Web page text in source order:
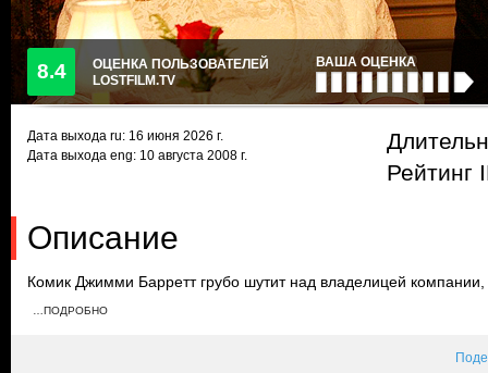
8.4
ОЦЕНКА ПОЛЬЗОВАТЕЛЕЙ
LOSTFILM.TV
ВАША ОЦЕНКА
Дата выхода ru: 16 июня 2026 г.
Дата выхода eng: 10 августа 2008 г.
Рейтинг
Описание
Комик Джимми Барретт грубо шутит над владелицей компании,
чтобы заставить его извиниться. Тем временем на занятиях
…ПОДРОБНО